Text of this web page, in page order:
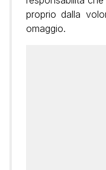
proprio dalla
omaggio.